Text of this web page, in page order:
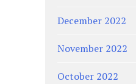
December 2022
November 2022
October 2022